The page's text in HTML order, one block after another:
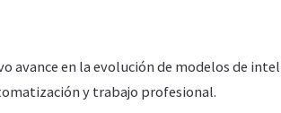
avance en la evolución de modelos de
y trabajo profesional.